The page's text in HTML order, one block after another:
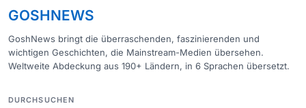
GOSHNEWS
GoshNews bringt die überraschenden, faszinierenden und
wichtigen Geschichten, die Mainstream-Medien übersehen.
Weltweite Abdeckung aus 190+ Ländern, in 6 Sprachen übersetzt.
DURCHSUCHEN